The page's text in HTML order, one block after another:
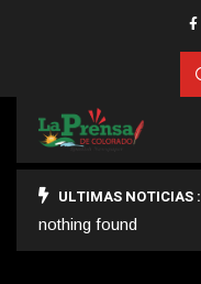
ULTIMAS NOTICIAS :
nothing found